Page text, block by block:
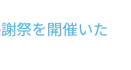
祭を開催いた